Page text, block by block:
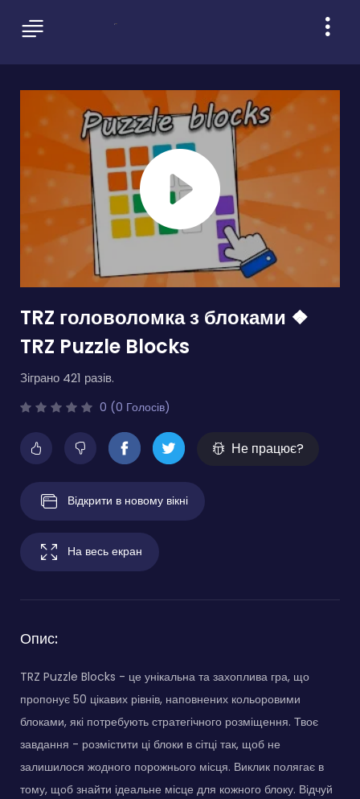
TRZ головоломка з блоками ❖
TRZ Puzzle Blocks
Зіграно 421 разів.
0 (0 Голосів)
Не працює?
Відкрити в новому вікні
На весь екран
Опис:
TRZ Puzzle Blocks - це унікальна та захоплива гра, що
пропонує 50 цікавих рівнів, наповнених кольоровими
блоками, які потребують стратегічного розміщення. Твоє
завдання - розмістити ці блоки в сітці так, щоб не
залишилося жодного порожнього місця. Виклик полягає в
тому, щоб знайти ідеальне місце для кожного блоку. Відчуй